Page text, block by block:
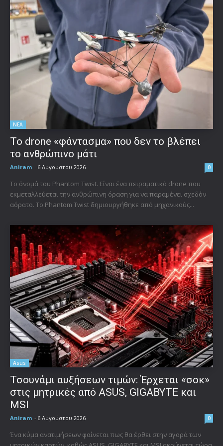
ΝΕΑ
Το drone «φάντασμα» που δεν το βλέπει
το ανθρώπινο μάτι
Aniram - 6 Αυγούστου 2026 0
Το όνομά του Phantom Twist. Είναι ένα πειραματικό drone που
εκμεταλλεύεται την ανθρώπινη όραση για να παραμένει σχεδόν
αόρατο. Το Phantom Twist δημιουργήθηκε από μηχανικούς...
Asus
Τσουνάμι αυξήσεων τιμών: Έρχεται «σοκ»
στις μητρικές από ASUS, GIGABYTE και
MSI
Aniram - 6 Αυγούστου 2026 0
Ένα κύμα ανατιμήσεων φαίνεται πως θα έρθει στην αγορά των